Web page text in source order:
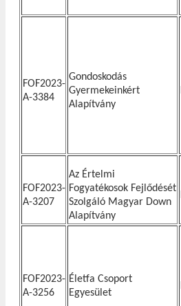
FOF2023-
A-3384
Gondoskodás
Gyermekeinkért
Alapítvány
FOF2023-
A-3207
Az Értelmi
Fogyatékosok Fejlődését
Szolgáló Magyar Down
Alapítvány
FOF2023-
A-3256
Életfa Csoport
Egyesület